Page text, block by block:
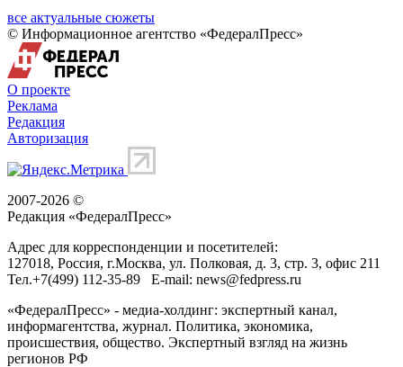
все актуальные сюжеты
© Информационное агентство «ФедералПресс»
О проекте
Реклама
Редакция
Авторизация
2007-2026 ©
Редакция «ФедералПресс»
Адрес для корреспонденции и посетителей:
127018, Россия, г.Москва, ул. Полковая, д. 3, стр. 3, офис 211
Тел.+7(499) 112-35-89 E-mail: news@fedpress.ru
«ФедералПресс» - медиа-холдинг: экспертный канал,
информагентства, журнал. Политика, экономика,
происшествия, общество. Экспертный взгляд на жизнь
регионов РФ